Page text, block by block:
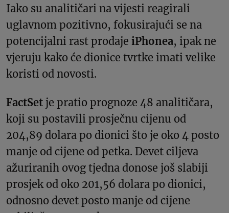
Iako su analitičari na vijesti reagirali
uglavnom pozitivno, fokusirajući se na
potencijalni rast prodaje iPhonea, ipak ne
vjeruju kako će dionice tvrtke imati velike
koristi od novosti.
FactSet je pratio prognoze 48 analitičara,
koji su postavili prosječnu cijenu od
204,89 dolara po dionici što je oko 4 posto
manje od cijene od petka. Devet ciljeva
ažuriranih ovog tjedna donose još slabiji
prosjek od oko 201,56 dolara po dionici,
odnosno devet posto manje od cijene